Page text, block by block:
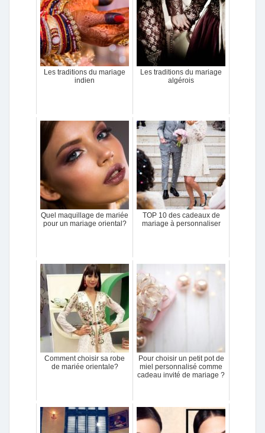
Les traditions du mariage
indien
Les traditions du mariage
algérois
Quel maquillage de mariée
pour un mariage oriental?
TOP 10 des cadeaux de
mariage à personnaliser
Comment choisir sa robe
de mariée orientale?
Pour choisir un petit pot de
miel personnalisé comme
cadeau invité de mariage ?